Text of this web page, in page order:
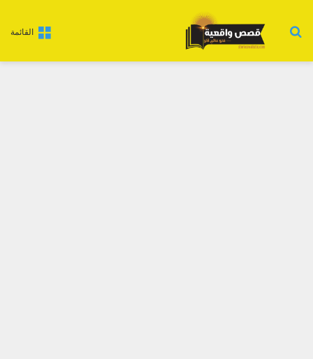
القائمة بحث عن